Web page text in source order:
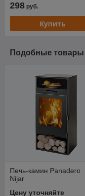
298 руб.
Купить
Подобные товары
Печь-камин Panadero
Nijar
Цену уточняйте